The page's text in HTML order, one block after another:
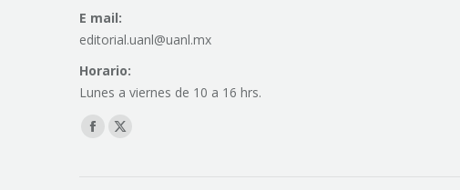
E mail:
editorial.uanl@uanl.mx
Horario:
Lunes a viernes de 10 a 16 hrs.
Find us on:
Facebook
X